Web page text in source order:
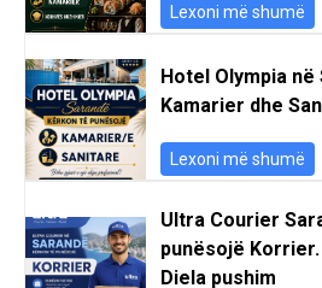
Lexoni më shumë
Hotel Olympia
Kamarier dhe
Lexoni më shumë
Ultra Courier
punësojë
Diela pushim